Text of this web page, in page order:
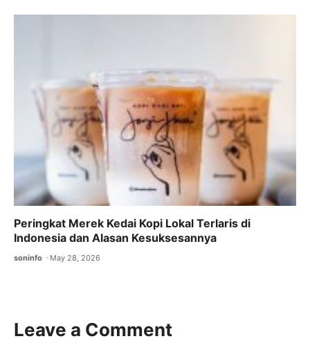
Peringkat Merek Kedai Kopi Lokal Terlaris di
Indonesia dan Alasan Kesuksesannya
soninfo May 28, 2026
Leave a Comment